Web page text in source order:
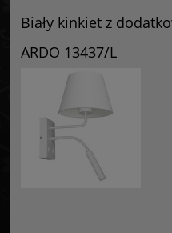
Biały kinkiet z
ARDO 13437/L